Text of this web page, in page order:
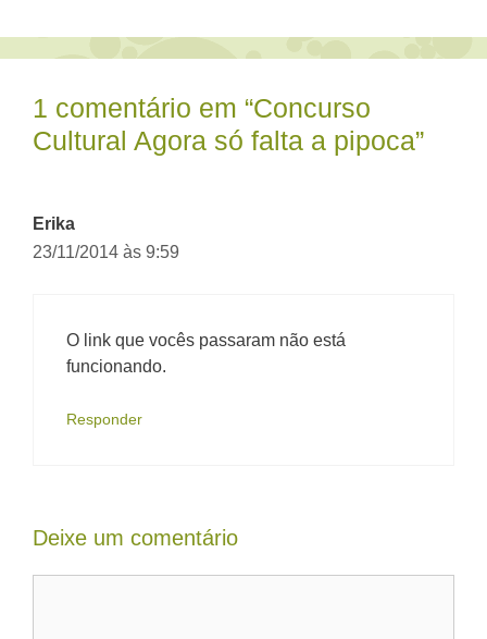
1 comentário em “Concurso
Cultural Agora só falta a pipoca”
Erika
23/11/2014 às 9:59
O link que vocês passaram não está
funcionando.
Responder
Deixe um comentário